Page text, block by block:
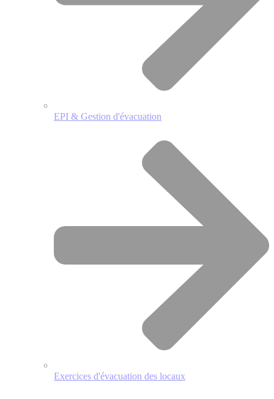
EPI & Gestion d'évacuation
Exercices d'évacuation des locaux